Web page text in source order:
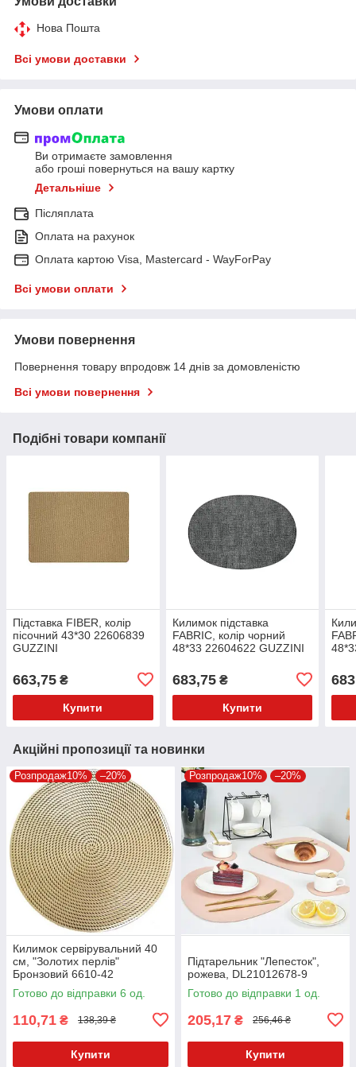
Нова Пошта
Всі умови доставки
Умови оплати
Ви отримаєте замовлення
або гроші повернуться на вашу картку
Детальніше
Післяплата
Оплата на рахунок
Оплата картою Visa, Mastercard - WayForPay
Всі умови оплати
Умови повернення
Повернення товару впродовж 14 днів за домовленістю
Всі умови повернення
Подібні товари компанії
Підставка FIBER, колір
пісочний 43*30 22606839
GUZZINI
663,75 ₴
Купити
Килимок підставка
FABRIC, колір чорний
48*33 22604622 GUZZINI
683,75₴
Купити
Акційні пропозиції та новинки
Розпродаж10% –20%
Килимок сервірувальний 40
см, "Золотих перлів"
Бронзовий 6610-42
Готово до відправки 6 од.
110,71 ₴ 138,39 ₴
Купити
Розпродаж10% –20%
Підтарельник "Лепесток",
рожева, DL21012678-9
Готово до відправки 1 од.
205,17 ₴ 256,46 ₴
Купити